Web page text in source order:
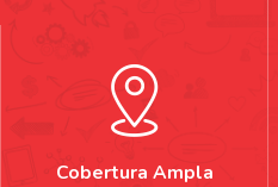
Cobertura Ampla